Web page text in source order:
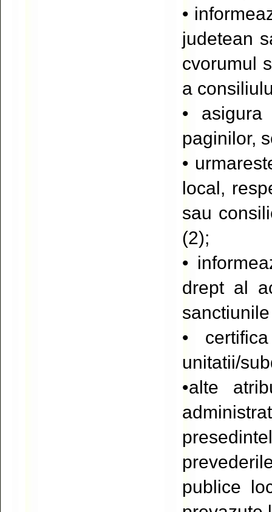
•
judetean
cvorumul
a
• asigura
paginilor,
•
local,
sau
(2);
•
drept al
•
unitatii/
•alte
publice